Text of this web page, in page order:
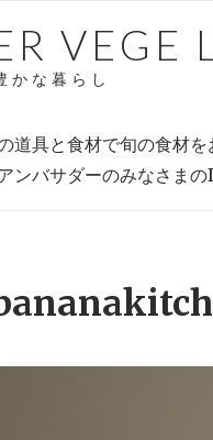
VEGE
かな暮らし
道具と食材で旬の食材を
ンバサダーのみなさま